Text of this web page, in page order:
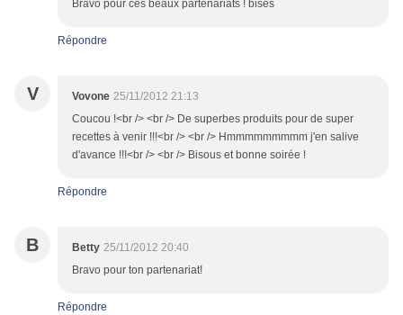
Bravo pour ces beaux partenariats ! bises
Répondre
V Vovone 25/11/2012 21:13
Coucou !<br /> <br /> De superbes produits pour de super
recettes à venir !!!<br /> <br /> Hmmmmmmmmm j'en salive
d'avance !!!<br /> <br /> Bisous et bonne soirée !
Répondre
B Betty 25/11/2012 20:40
Bravo pour ton partenariat!
Répondre